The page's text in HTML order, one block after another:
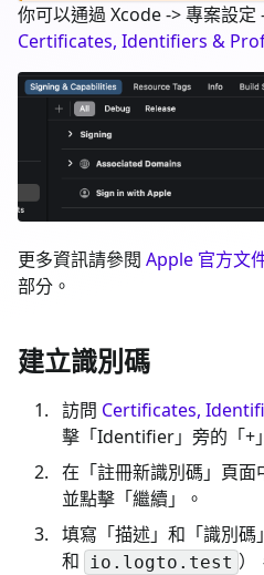
你可以通過 Xcode -> 專案設定
Certificates, Identifiers &
更多資訊請參閱 Apple 官方文
部分。
建立識別碼
訪問 Certificates,
擊「Identifier」旁的「+
在「註冊新識別碼」頁面
並點擊「繼續」。
填寫「描述」和「識別碼
和 io.logto.test ）